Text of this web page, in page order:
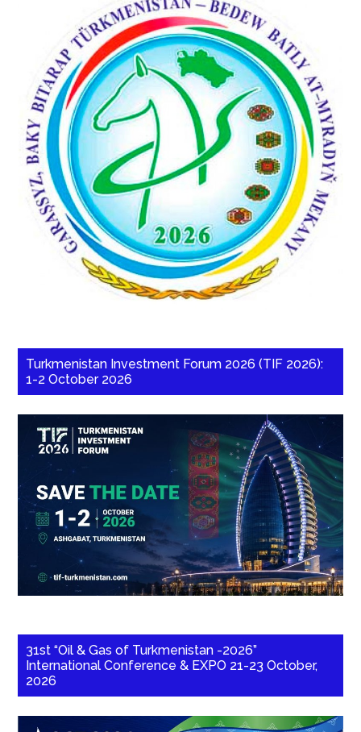
Turkmenistan Investment Forum 2026 (TIF 2026):
1-2 October 2026
31st “Oil & Gas of Turkmenistan -2026”
International Conference & EXPO 21-23 October,
2026